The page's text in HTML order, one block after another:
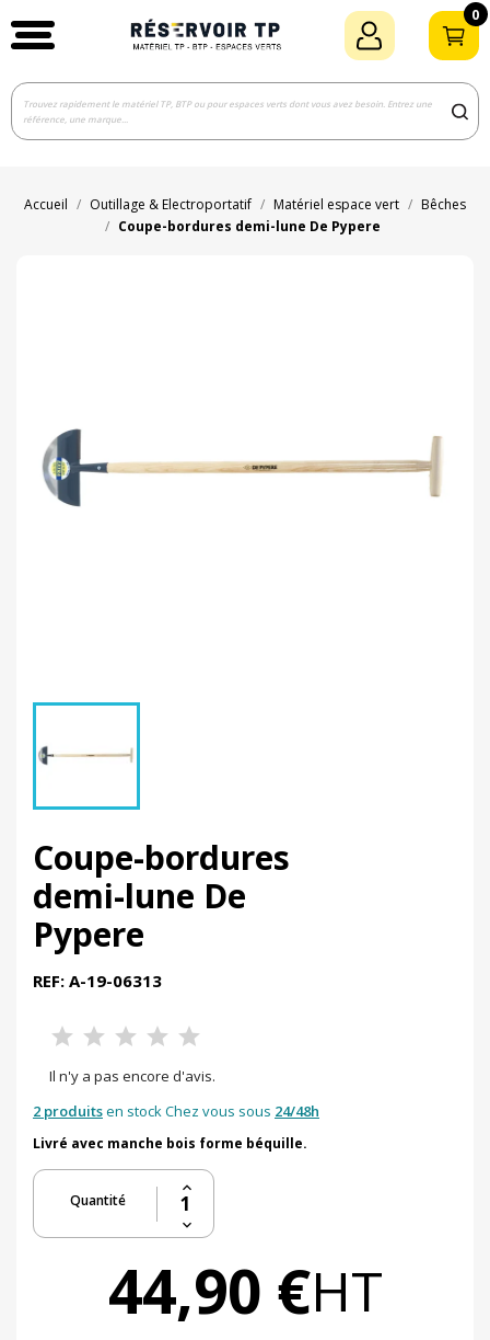
0
Accueil Outillage & Electroportatif Matériel espace vert
Bêches
Coupe-bordures demi-lune De Pypere
Coupe-bordures
demi-lune De
Pypere
REF: A-19-06313
Il n'y a pas encore d'avis.
2 produitsen stock Chez vous sous 24/48h
Livré avec manche bois forme béquille.
Quantité
44,90 €HT